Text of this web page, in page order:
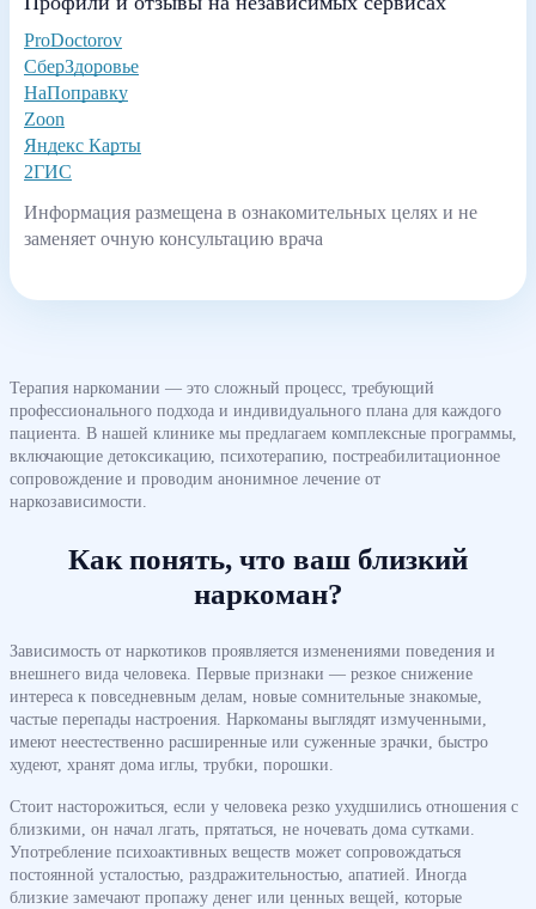
ProDoctorov
СберЗдоровье
НаПоправку
Zoon
Яндекс Карты
2ГИС
Информация размещена в ознакомительных целях и не
заменяет очную консультацию врача
Терапия наркомании — это сложный процесс, требующий
профессионального подхода и индивидуального плана для каждого
пациента. В нашей клинике мы предлагаем комплексные программы,
включающие детоксикацию, психотерапию, постреабилитационное
сопровождение и проводим анонимное лечение от
наркозависимости.
Как понять, что ваш близкий
наркоман?
Зависимость от наркотиков проявляется изменениями поведения и
внешнего вида человека. Первые признаки — резкое снижение
интереса к повседневным делам, новые сомнительные знакомые,
частые перепады настроения. Наркоманы выглядят измученными,
имеют неестественно расширенные или суженные зрачки, быстро
худеют, хранят дома иглы, трубки, порошки.
Стоит насторожиться, если у человека резко ухудшились отношения с
близкими, он начал лгать, прятаться, не ночевать дома сутками.
Употребление психоактивных веществ может сопровождаться
постоянной усталостью, раздражительностью, апатией. Иногда
близкие замечают пропажу денег или ценных вещей, которые